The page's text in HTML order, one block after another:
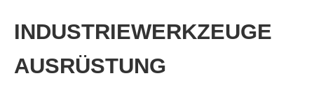
content
INDUSTRIEWERKZEUGE
AUSRÜSTUNG